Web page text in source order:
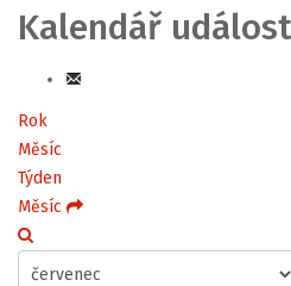
Kalendář
Rok
Měsíc
Týden
Měsíc